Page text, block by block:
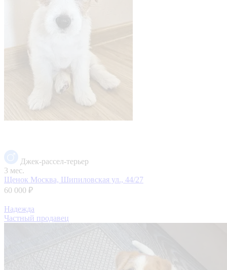
Джек-рассел-терьер
3 мес.
Щенок Москва, Шипиловская ул., 44/27
60 000 ₽
Надежда
Частный продавец